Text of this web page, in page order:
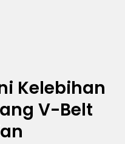
Kelebihan
V-Belt